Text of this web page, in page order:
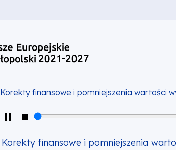
Korekty finansowe i pomniejszenia wartości
Korekty finansowe i pomniejszenia